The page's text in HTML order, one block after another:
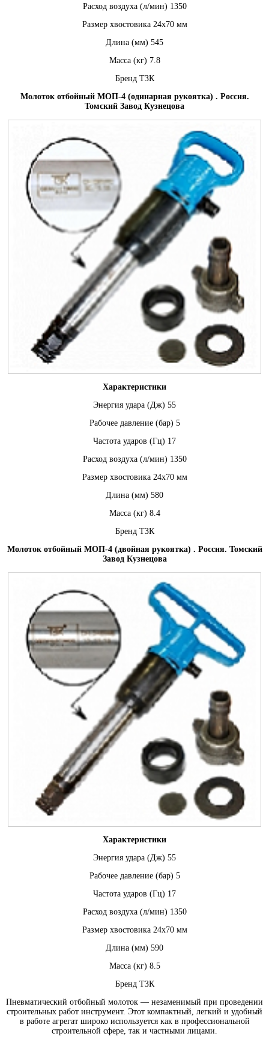
Расход воздуха (л/мин) 1350
Размер хвостовика 24х70 мм
Длина (мм) 545
Масса (кг) 7.8
Бренд ТЗК
Молоток отбойный МОП-4 (одинарная рукоятка) . Россия.
Томский Завод Кузнецова
Характеристики
Энергия удара (Дж) 55
Рабочее давление (бар) 5
Частота ударов (Гц) 17
Расход воздуха (л/мин) 1350
Размер хвостовика 24х70 мм
Длина (мм) 580
Масса (кг) 8.4
Бренд ТЗК
Молоток отбойный МОП-4 (двойная рукоятка) . Россия. Томский
Завод Кузнецова
Характеристики
Энергия удара (Дж) 55
Рабочее давление (бар) 5
Частота ударов (Гц) 17
Расход воздуха (л/мин) 1350
Размер хвостовика 24х70 мм
Длина (мм) 590
Масса (кг) 8.5
Бренд ТЗК
Пневматический отбойный молоток — незаменимый при проведении
строительных работ инструмент. Этот компактный, легкий и удобный
в работе агрегат широко используется как в профессиональной
строительной сфере, так и частными лицами.